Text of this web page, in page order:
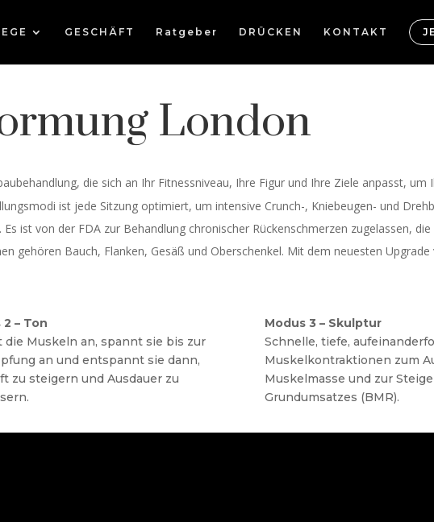
GESCHÄFT Ratgeber DRÜCKEN KONTAKT
London
die sich an Ihr Fitnessniveau, Ihre Figur und Ihre Ziele anpasst, um
ist jede Sitzung optimiert, um intensive Crunch-, Kniebeugen- und
ist von der FDA zur Behandlung chronischer Rückenschmerzen zugelassen,
gehören Bauch, Flanken, Gesäß und Oberschenkel. Mit dem neuesten
– Ton
die Muskeln an, spannt sie bis zur
an und entspannt sie dann,
zu steigern und Ausdauer zu
Modus 3 – Skulptur
Schnelle, tiefe,
Muskelkontraktionen zum
Muskelmasse und zur
Grundumsatzes (BMR).